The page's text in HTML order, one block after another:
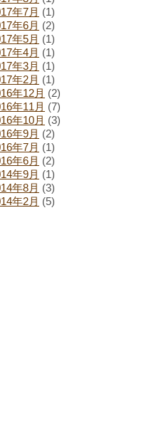
年7月 (1)
年6月 (2)
年5月 (1)
年4月 (1)
年3月 (1)
年2月 (1)
年12月 (2)
年11月 (7)
年10月 (3)
年9月 (2)
年7月 (1)
年6月 (2)
年9月 (1)
年8月 (3)
年2月 (5)